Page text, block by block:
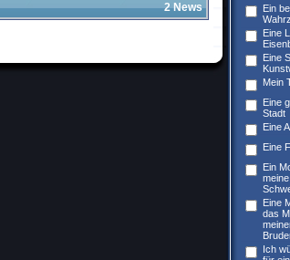
2 News
Ein
Eine
Eine
Mein
Eine
Stadt
Eine
Eine
Ein
Eine
das
Ich